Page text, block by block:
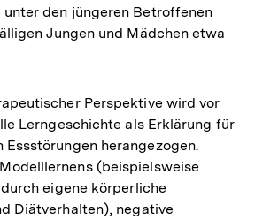
den jüngeren Betroffenen
Jungen und Mädchen etwa
Perspektive wird vor
Lerngeschichte als Erklärung für
Essstörungen herangezogen.
(beispielsweise
eigene körperliche
Diätverhalten), negative